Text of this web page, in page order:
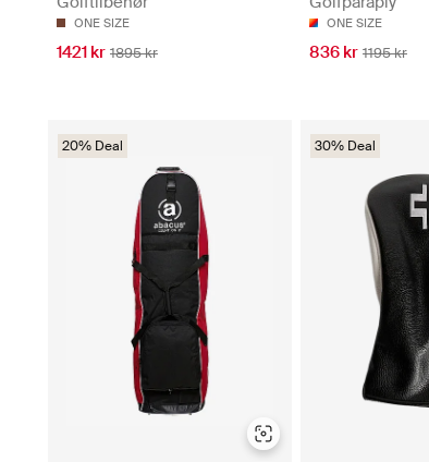
ONE SIZE
1421 kr 1895 kr
ONE SIZE
836 kr 1195 kr
20% Deal 30% Deal